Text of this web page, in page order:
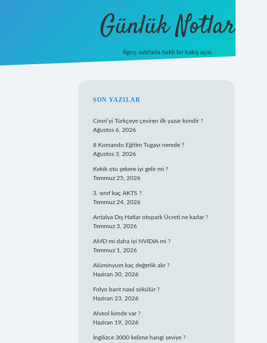
Günlük Notlar
İlginç satırlarla farklı bir bakış açısı.
SIDEBAR
SON YAZILAR
Cimri’yi Türkçeye çeviren ilk yazar kimdir ?
Ağustos 6, 2026
8 Komando Eğitim Tugayı nerede ?
Ağustos 3, 2026
Kekik otu şekere iyi gelir mi ?
Temmuz 25, 2026
3. sınıf kaç AKTS ?
Temmuz 24, 2026
Antalya Dış Hatlar otopark Ücreti ne kadar ?
Temmuz 3, 2026
AMD mi daha iyi NVIDIA mi ?
Temmuz 1, 2026
Alüminyum kaç değerlik alır ?
Haziran 30, 2026
Folyo bant nasıl sökülür ?
Haziran 23, 2026
Alveol kimde var ?
Haziran 19, 2026
İngilizce 3000 kelime hangi seviye ?